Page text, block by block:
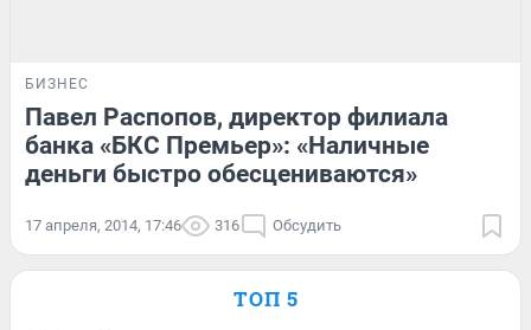
БИЗНЕС
Павел Распопов, директор филиала
банка «БКС Премьер»: «Наличные
деньги быстро обесцениваются»
17 апреля, 2014, 17:46 316 Обсудить
ТОП 5